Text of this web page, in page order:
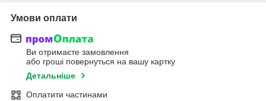
Умови оплати
Ви отримаєте замовлення
або гроші повернуться на вашу картку
Детальніше
Оплатити частинами